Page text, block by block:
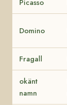
Picasso
Domino
Fragall
okänt
namn